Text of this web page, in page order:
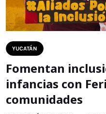
YUCATÁN
Fomentan
infancias con
comunidades